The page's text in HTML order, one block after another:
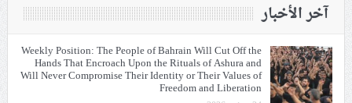
آخر الأخبار
Weekly Position: The People of Bahrain Will Cut Off the
Hands That Encroach Upon the Rituals of Ashura and
Will Never Compromise Their Identity or Their Values of
Freedom and Liberation